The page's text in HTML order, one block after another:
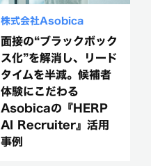
株式会社Asobica
面接の“ブラックボック
ス化”を解消し、リード
タイムを半減。候補者
体験にこだわる
Asobicaの『HERP
AI Recruiter』活用
事例